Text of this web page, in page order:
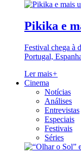
Pikika e
Festival chega à
Portugal,
Ler mais+
Cinema
Notícias
Análises
Entrevistas
Especiais
Festivais
Séries